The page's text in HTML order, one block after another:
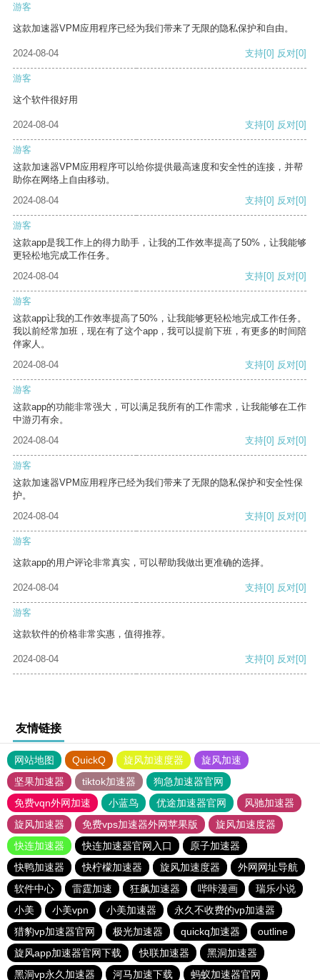
游客
这款加速器VPM应用程序已经为我们带来了无限的隐私保护和自由。
2024-08-04 支持[0] 反对[0]
游客
这个软件很好用
2024-08-04 支持[0] 反对[0]
游客
这款加速器VPM应用程序可以给你提供最高速度和安全性的连接，并帮
助你在网络上自由移动。
2024-08-04
支持[0] 反对[0]
游客
这款app是我工作上的得力助手，让我的工作效率提高了50%，让我能够
更轻松地完成工作任务。
2024-08-04
支持[0] 反对[0]
游客
这款app让我的工作效率提高了50%，让我能够更轻松地完成工作任务。
我以前经常加班，现在有了这个app，我可以提前下班，有更多的时间陪
伴家人。
2024-08-04
支持[0] 反对[0]
游客
这款app的功能非常强大，可以满足我所有的工作需求，让我能够在工作
中游刃有余。
2024-08-04
支持[0] 反对[0]
游客
这款加速器VPM应用程序已经为我们带来了无限的隐私保护和安全性保
护。
2024-08-04
支持[0] 反对[0]
游客
这款app的用户评论非常真实，可以帮助我做出更准确的选择。
2024-08-04 支持[0] 反对[0]
游客
这款软件的价格非常实惠，值得推荐。
2024-08-04 支持[0] 反对[0]
友情链接
网站地图 QuickQ 旋风加速度器
旋风加速
坚果加速器
tiktok加速器
狗急加速器官网
免费vqn外网加速
小蓝鸟 优途加速器官网
风驰加速器
旋风加速器
免费vps加速器外网苹果版
旋风加速度器
快连加速器
快连加速器官网入口
原子加速器
快鸭加速器
快柠檬加速器 旋风加速度器
外网网址导航
软件中心
雷霆加速 狂飙加速器 哔咔漫画
瑞乐小说
小美
小美vpn 小美加速器
永久不收费的vp加速器
猎豹vp加速器官网
极光加速器 quickq加速器
outline
旋风app加速器官网下载
快联加速器
黑洞加速器
黑洞vp永久加速器
河马加速下载 蚂蚁加速器官网